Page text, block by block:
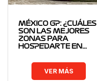
MÉXICO GP: ¿CUÁLES
SON LAS MEJORES
ZONAS PARA
HOSPEDARTE EN…
VER MÁS